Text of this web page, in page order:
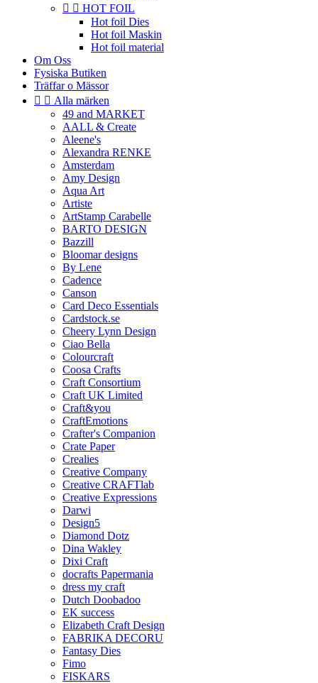
  HOT FOIL
Hot foil Dies
Hot foil Maskin
Hot foil material
Om Oss
Fysiska Butiken
Träffar o Mässor
  Alla märken
49 and MARKET
AALL & Create
Aleene's
Alexandra RENKE
Amsterdam
Amy Design
Aqua Art
Artiste
ArtStamp Carabelle
BARTO DESIGN
Bazzill
Bloomar designs
By Lene
Cadence
Canson
Card Deco Essentials
Cardstock.se
Cheery Lynn Design
Ciao Bella
Colourcraft
Coosa Crafts
Craft Consortium
Craft UK Limited
Craft&you
CraftEmotions
Crafter's Companion
Crate Paper
Crealies
Creative Company
Creative CRAFTlab
Creative Expressions
Darwi
Design5
Diamond Dotz
Dina Wakley
Dixi Craft
docrafts Papermania
dress my craft
Dutch Doobadoo
EK success
Elizabeth Craft Design
FABRIKA DECORU
Fantasy Dies
Fimo
FISKARS